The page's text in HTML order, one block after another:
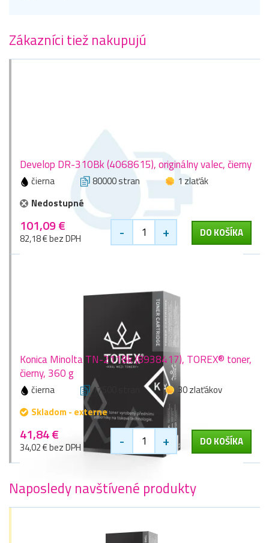
Zákazníci tiež nakupujú
Develop DR-310Bk (4068615), originálny valec, čierny
čierna 80000 stran
1 zlaťák
Nedostupné
101,09 €
82,18 € bez DPH - + DO KOŠÍKA
Konica Minolta TN-211Bk (8938417), TOREX® toner,
čierny, 360 g
čierna 17500 stran
30 zlaťákov
Skladom - externe
41,84 €
34,02 € bez DPH - + DO KOŠÍKA
Naposledy navštívené produkty